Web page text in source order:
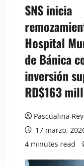
SNS inicia
Hospital
de Bánica
inversión
RD$163
Pascualina
17 marzo,
4 minutes read